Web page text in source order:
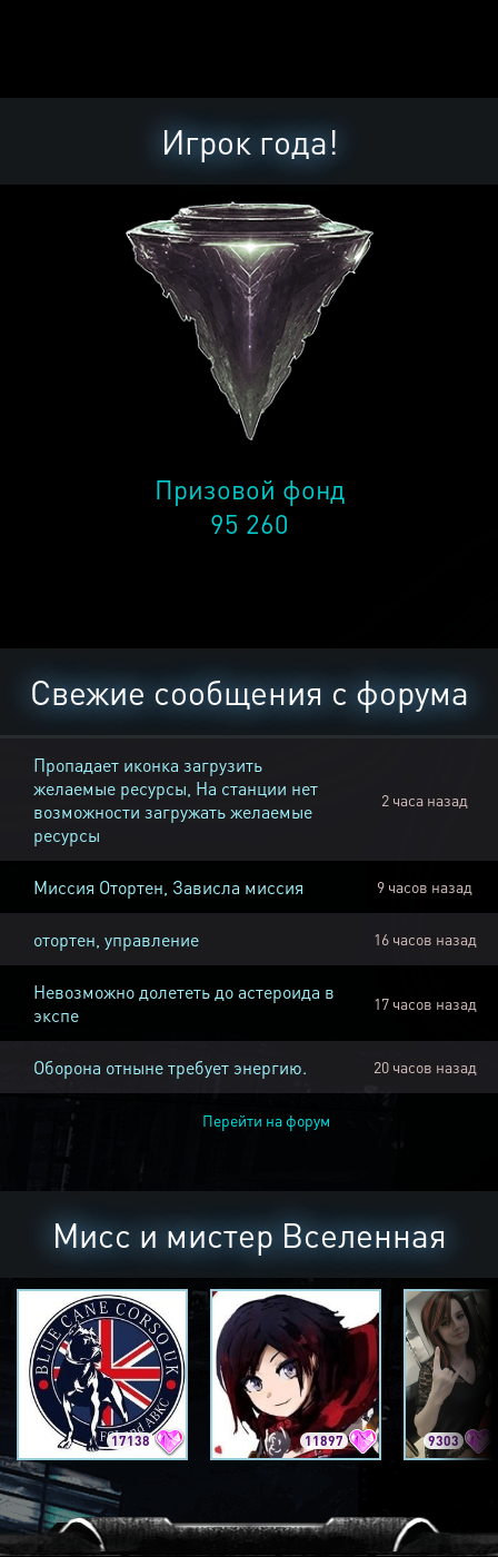
Игрок года!
Призовой фонд
95 260
Свежие сообщения с форума
Пропадает иконка загрузить
желаемые ресурсы, На станции нет
возможности загружать желаемые
ресурсы
2 часа назад
Миссия Отортен, Зависла миссия 9 часов назад
отортен, управление 16 часов назад
Невозможно долететь до астероида в
экспе
17 часов назад
Оборона отныне требует энергию. 20 часов назад
Перейти на форум
Мисс и мистер Вселенная
17138 11897 9303